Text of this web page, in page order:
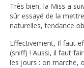
Très bien, la Miss a
sûr essayé de la
naturelles, tendance
Effectivement, Il faut
(sniff) ! Aussi, il faut
les jours : on marche,